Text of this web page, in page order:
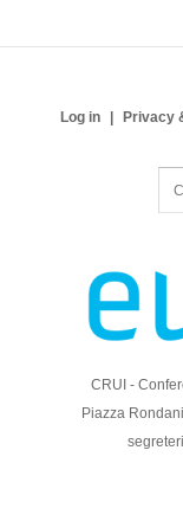
Log in Privacy
c
CRUI -
Piazza